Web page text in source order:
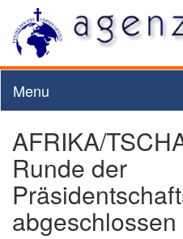
Menu
AFRIKA/
Runde der
abgeschlossen